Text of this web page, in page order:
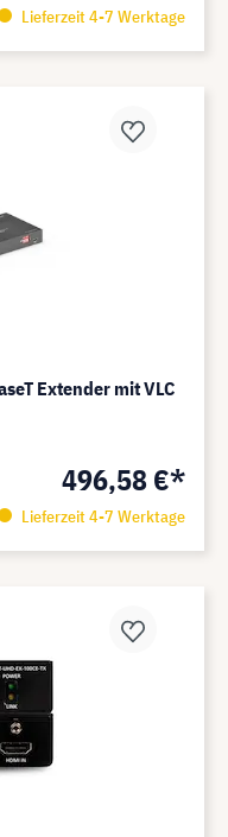
Lieferzeit 4-7 Werktage
Extender mit VLC
496,58 €*
Lieferzeit 4-7 Werktage